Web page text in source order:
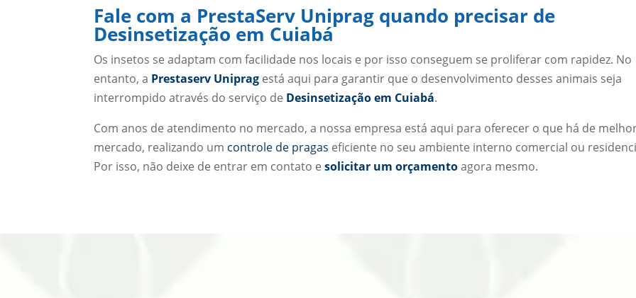
Fale com a PrestaServ Uniprag quando precisar de
Desinsetização em Cuiabá
Os insetos se adaptam com facilidade nos locais e por isso conseguem se proliferar com rapidez. No
entanto, a Prestaserv Uniprag está aqui para garantir que o desenvolvimento desses animais seja
interrompido através do serviço de Desinsetização em Cuiabá.
Com anos de atendimento no mercado, a nossa empresa está aqui para oferecer o que há de
mercado, realizando um controle de pragas eficiente no seu ambiente interno comercial ou
Por isso, não deixe de entrar em contato e solicitar um orçamentoagora mesmo.